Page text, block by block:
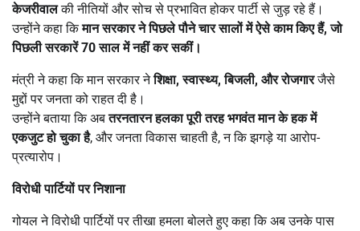
केजरीवालकी नीतियों और सोच से प्रभावित होकर पार्टी से जुड़ रहे हैं।
उन्होंने कहा किमान सरकार ने पिछले पौने चार सालों में ऐसे काम किए हैं,जो
पिछली सरकारें70साल में नहीं कर सकीं।
मंत्री ने कहा कि मान सरकार नेशिक्षा,स्वास्थ्य,बिजली, और रोजगारजैसे
मुद्दों पर जनता को राहत दी है।
उन्होंने बताया कि अबतरनतारन हलका पूरी तरह भगवंत मान के हक में
एकजुट हो चुका है, और जनता विकास चाहती है, न कि झगड़े या आरोप-
प्रत्यारोप।
विरोधी पार्टियों पर निशाना
गोयल ने विरोधी पार्टियों पर तीखा हमला बोलते हुए कहा कि अब उनके पास